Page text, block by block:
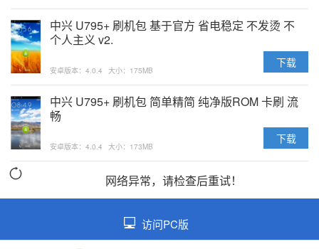
中兴 U795+ 刷机包 基于官方 省电稳定 不发烫 不
个人主义 v2.
安卓版本：4.0.4 大小：175MB
下载
中兴 U795+ 刷机包 简单精简 纯净版ROM 卡刷 流
畅
安卓版本：4.0.4 大小：173MB
下载
网络异常，请检查后重试！
访问PC版